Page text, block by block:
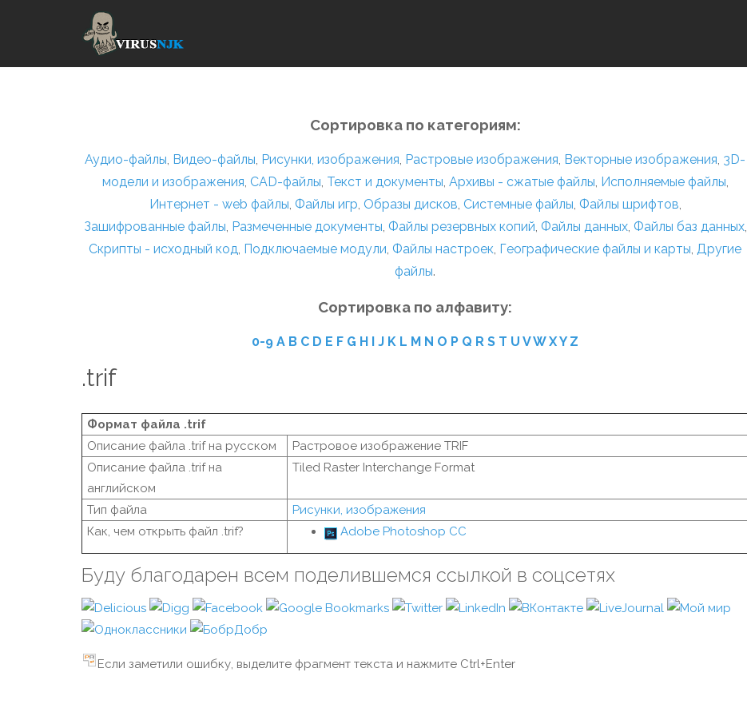
Сортировка по категориям:
Аудио-файлы, Видео-файлы, Рисунки, изображения, Растровые изображения, Векторные изображения, 3D-
модели и изображения, CAD-файлы, Текст и документы, Архивы - сжатые файлы, Исполняемые файлы,
Интернет - web файлы, Файлы игр, Образы дисков, Системные файлы, Файлы шрифтов,
Зашифрованные файлы, Размеченные документы, Файлы резервных копий, Файлы данных, Файлы баз данных,
Скрипты - исходный код, Подключаемые модули, Файлы настроек, Географические файлы и карты, Другие
файлы.
Сортировка по алфавиту:
0-9 A B C D E F G H I J K L M N O P Q R S T U VW XY Z
.trif
Формат файла .trif
Описание файла .trif на русском
Растровое изображение TRIF
Описание файла .trif на
английском
Tiled Raster Interchange Format
Тип файла
Рисунки, изображения
Как, чем открыть файл .trif?
Adobe Photoshop CC
Буду благодарен всем поделившемся ссылкой в соцсетях
Если заметили ошибку, выделите фрагмент текста и нажмите Ctrl+Enter